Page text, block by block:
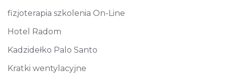
fizjoterapia szkolenia On-Line
Hotel Radom
Kadzidełko Palo Santo
Kratki wentylacyjne